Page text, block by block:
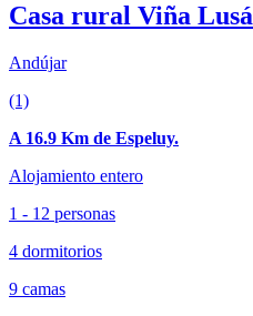
Casa rural Viña
Andújar
(1)
A 16.9 Km de Espeluy.
Alojamiento entero
1 - 12 personas
4 dormitorios
9 camas